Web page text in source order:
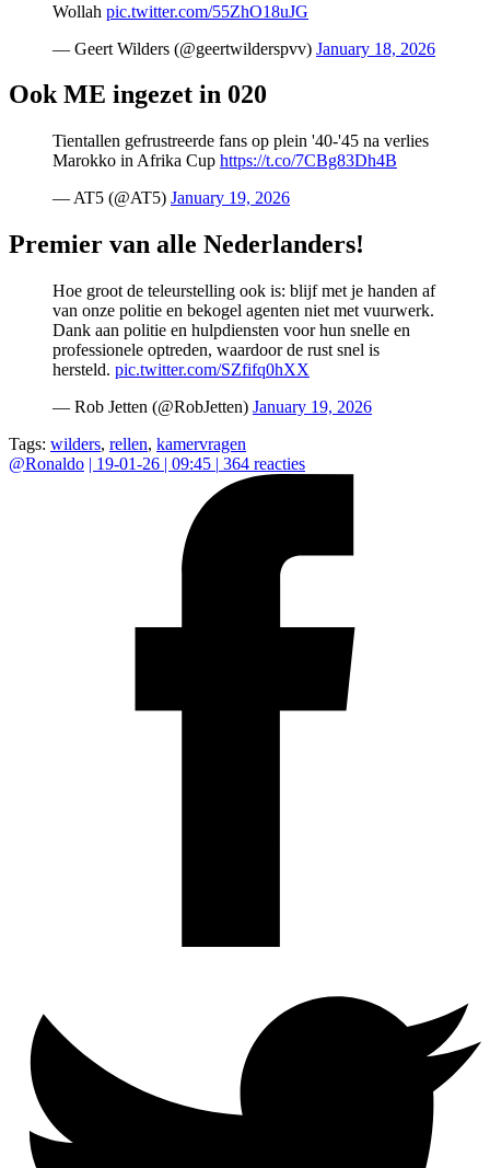
Wollah pic.twitter.com/55ZhO18uJG
— Geert Wilders (@geertwilderspvv) January 18, 2026
Ook ME ingezet in 020
Tientallen gefrustreerde fans op plein '40-'45 na verlies
Marokko in Afrika Cup https://t.co/7CBg83Dh4B
— AT5 (@AT5) January 19, 2026
Premier van alle Nederlanders!
Hoe groot de teleurstelling ook is: blijf met je handen af
van onze politie en bekogel agenten niet met vuurwerk.
Dank aan politie en hulpdiensten voor hun snelle en
professionele optreden, waardoor de rust snel is
hersteld. pic.twitter.com/SZfifq0hXX
— Rob Jetten (@RobJetten) January 19, 2026
Tags: wilders, rellen, kamervragen
@Ronaldo | 19-01-26 | 09:45 | 364 reacties